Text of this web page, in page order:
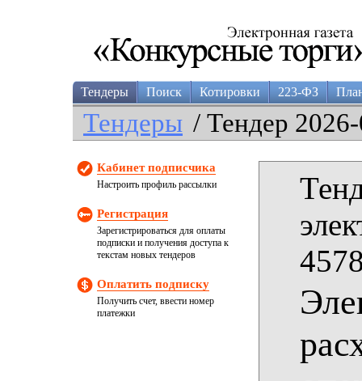
Тендеры Поиск Котировки 223-ФЗ
Тендеры / Тендер
Кабинет подписчика
Настроить профиль рассылки
Регистрация
Зарегистрироваться для оплаты
подписки и получения доступа к
текстам новых тендеров
Оплатить подписку
Получить счет, ввести номер
платежки